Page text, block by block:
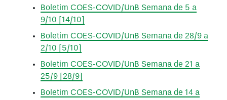
Boletim COES-COVID/UnB Semana de 5 a
9/10 [14/10]
Boletim COES-COVID/UnB Semana de 28/9 a
2/10 [5/10]
Boletim COES-COVID/UnB Semana de 21 a
25/9 [28/9]
Boletim COES-COVID/UnB Semana de 14 a